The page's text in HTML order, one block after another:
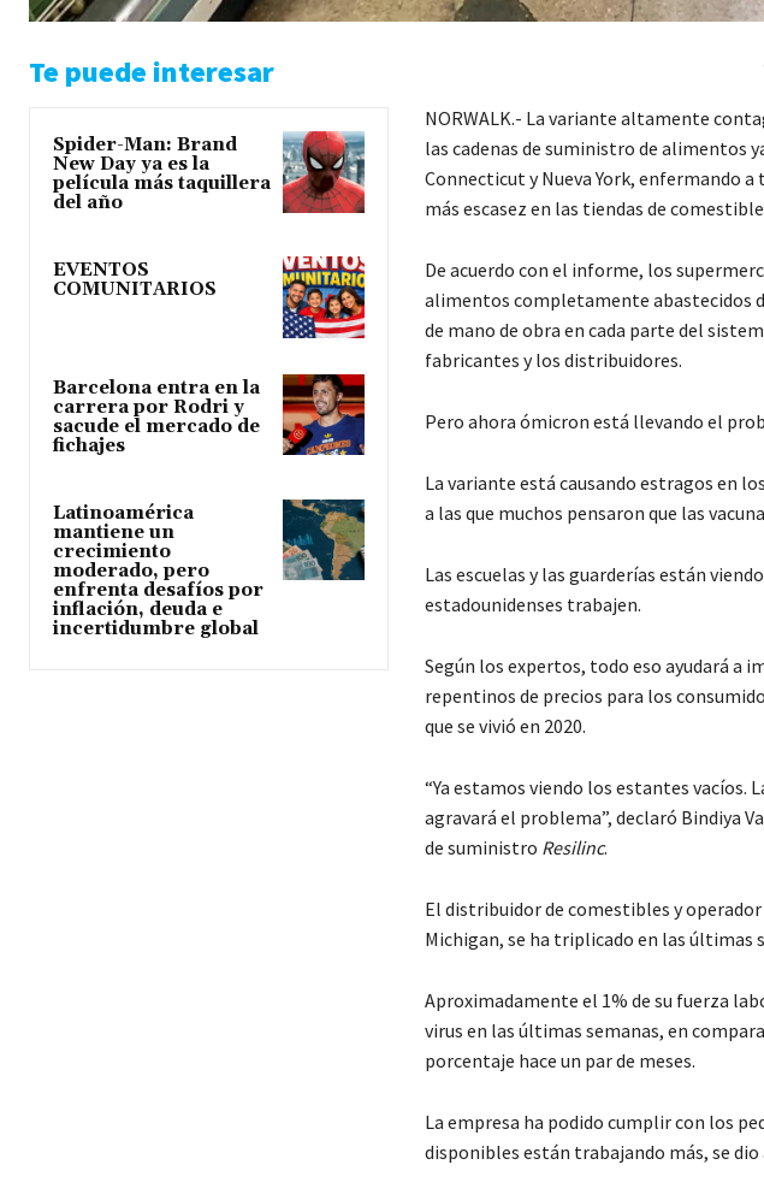
Te puede interesar
Spider-Man: Brand
New Day ya es la
película más taquillera
del año
EVENTOS
COMUNITARIOS
Barcelona entra en la
carrera por Rodri y
sacude el mercado de
fichajes
Latinoamérica
mantiene un
crecimiento
moderado, pero
enfrenta desafíos por
inflación, deuda e
incertidumbre global
NORWALK.- La variante altamente
las cadenas de suministro de alimentos
Connecticut y Nueva York, enfermando
más escasez en las tiendas de
De acuerdo con el informe, los
alimentos completamente abastecidos
de mano de obra en cada parte del
fabricantes y los distribuidores.
Pero ahora ómicron está llevando el
La variante está causando estragos en
a las que muchos pensaron que las
Las escuelas y las guarderías están
estadounidenses trabajen.
Según los expertos, todo eso ayudará a
repentinos de precios para los
que se vivió en 2020.
“Ya estamos viendo los estantes vacíos.
agravará el problema”, declaró Bindiya
de suministro Resilinc.
El distribuidor de comestibles y
Michigan, se ha triplicado en las últimas
Aproximadamente el 1% de su fuerza
virus en las últimas semanas, en
porcentaje hace un par de meses.
La empresa ha podido cumplir con los
disponibles están trabajando más, se dio